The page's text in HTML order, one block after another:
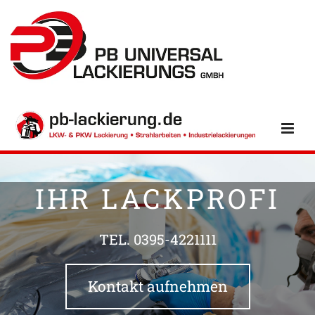
Zum Inhalt springen
IHR LACKPROFI
TEL. 0395-4221111
Kontakt aufnehmen